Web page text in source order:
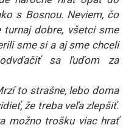
s Bosnou. Neviem, čo
dobre, všetci sme
sme si a aj sme chceli
sa ľuďom za
to strašne, lebo doma
že treba veľa zlepšiť.
možno trošku viac hrať